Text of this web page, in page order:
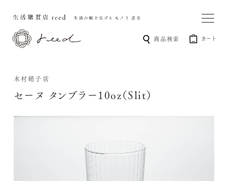
商品検索 カート
木村硝子店
セーヌ タンブラー10oz（Slit）